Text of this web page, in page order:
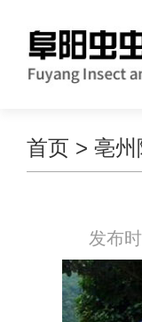
首页 > 亳州
发布